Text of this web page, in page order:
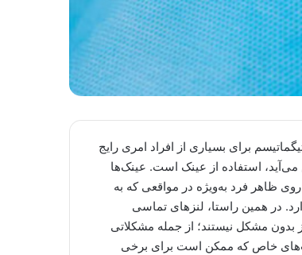
برای بسیاری از افراد امری رایج
استفاده از عینک است. عینک‌ها
روی ظاهر فرد به‌ویژه در مواقعی که به
در همین راستا، لنزهای تماسی
مشکل نیستند؛ از جمله مشکلاتی
خاص که ممکن است برای برخی